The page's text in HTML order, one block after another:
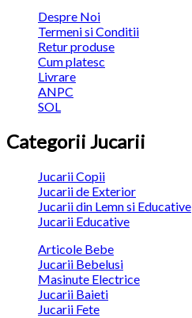
Despre Noi
Termeni si Conditii
Retur produse
Cum platesc
Livrare
ANPC
SOL
Categorii Jucarii
Jucarii Copii
Jucarii de Exterior
Jucarii din Lemn si Educative
Jucarii Educative
Articole Bebe
Jucarii Bebelusi
Masinute Electrice
Jucarii Baieti
Jucarii Fete